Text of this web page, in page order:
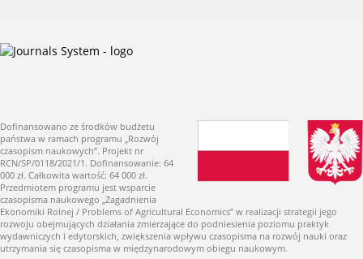
Dofinansowano ze środków budżetu
państwa w ramach programu „Rozwój
czasopism naukowych”. Projekt nr
RCN/SP/0118/2021/1. Dofinansowanie: 64
000 zł. Całkowita wartość: 64 000 zł.
Przedmiotem programu jest wsparcie
czasopisma naukowego „Zagadnienia
Ekonomiki Rolnej / Problems of Agricultural Economics” w realizacji strategii jego
rozwoju obejmujących działania zmierzające do podniesienia poziomu praktyk
wydawniczych i edytorskich, zwiększenia wpływu czasopisma na rozwój nauki oraz
utrzymania się czasopisma w międzynarodowym obiegu naukowym.